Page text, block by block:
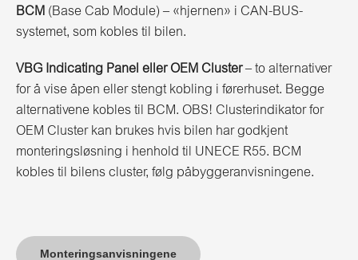
BCM (Base Cab Module) – «hjernen» i CAN-BUS-
systemet, som kobles til bilen.
VBG Indicating Panel eller OEM Cluster– to alternativer
for å vise åpen eller stengt kobling i førerhuset. Begge
alternativene kobles til BCM. OBS! Clusterindikator for
OEM Cluster kan brukes hvis bilen har godkjent
monteringsløsning i henhold til UNECE R55. BCM
kobles til bilens cluster, følg påbyggeranvisningene.
Monteringsanvisningene